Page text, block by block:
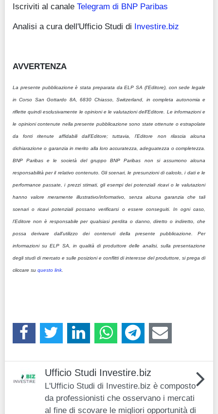
Iscriviti al canale Telegram di BNP Paribas
Analisi a cura dell'Ufficio Studi di Investire.biz
AVVERTENZA
La presente pubblicazione è stata preparata da ELP SA (l’Editore), con sede legale
in Corso San Gottardo 8A, 6830 Chiasso, Switzerland, in completa autonomia e
riflette quindi esclusivamente le opinioni e le valutazioni dell’Editore. Le informazioni e
le opinioni contenute nella presente pubblicazione sono state ottenute o estrapolate
da fonti ritenute affidabili dall’Editore; tuttavia, l’Editore non rilascia alcuna
dichiarazione o garanzia in merito alla loro accuratezza, adeguatezza o completezza.
BNP Paribas e le società del gruppo BNP Paribas non si assumono alcuna
responsabilità per il relativo contenuto. Gli scenari, le presunzioni di calcolo, i dati e le
performance passate, i prezzi stimati, gli esempi dei potenziali ricavi o le valutazioni
hanno valore meramente illustrativo/informativo, senza alcuna garanzia che tali
scenari o ricavi potenziali possano verificarsi o essere conseguiti. In ogni caso,
l’Editore non è responsabile per qualsiasi perdita o danno, diretto o indiretto, che
possa derivare dall’utilizzo dei contenuti della presente pubblicazione. Per
informazioni su ELP SA, in qualità di produttore delle analisi, sulla presentazione
degli studi di mercato e sulle posizioni e conflitti di interesse del produttore, si prega di
cliccare su questo link
Ufficio Studi Investire.biz
L'Ufficio Studi di Investire.biz è composto
da professionisti che osservano i mercati
al fine di scovare le migliori opportunità di